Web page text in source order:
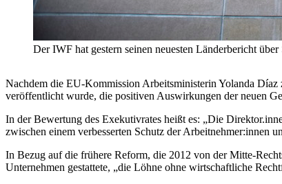
Der IWF hat gestern seinen neuesten Länderbericht
Nachdem die EU-Kommission Arbeitsministerin Yolanda Díaz
veröffentlicht wurde, die positiven Auswirkungen der neuen
In der Bewertung des Exekutivrates heißt es: „Die
zwischen einem verbesserten Schutz der Arbeitnehmer:innen
In Bezug auf die frühere Reform, die 2012 von der Mitte-
Unternehmen gestattete, „die Löhne ohne wirtschaftliche